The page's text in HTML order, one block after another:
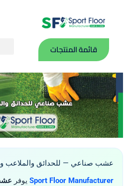
المحتوى
قائمة المنتجات
عشب صناعي — للحدائق والملاعب
Sport Floor Manufacturer يوفر